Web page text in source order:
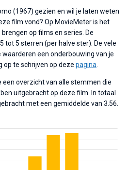
(1967) gezien en wil je laten weten
film vond? Op MovieMeter is het
op films en series. De
tot 5 sterren (per halve ster). De vele
een onderbouwing van je
op te schrijven op deze pagina.
een overzicht van alle stemmen die
uitgebracht op deze film. In totaal
met een gemiddelde van 3.56.